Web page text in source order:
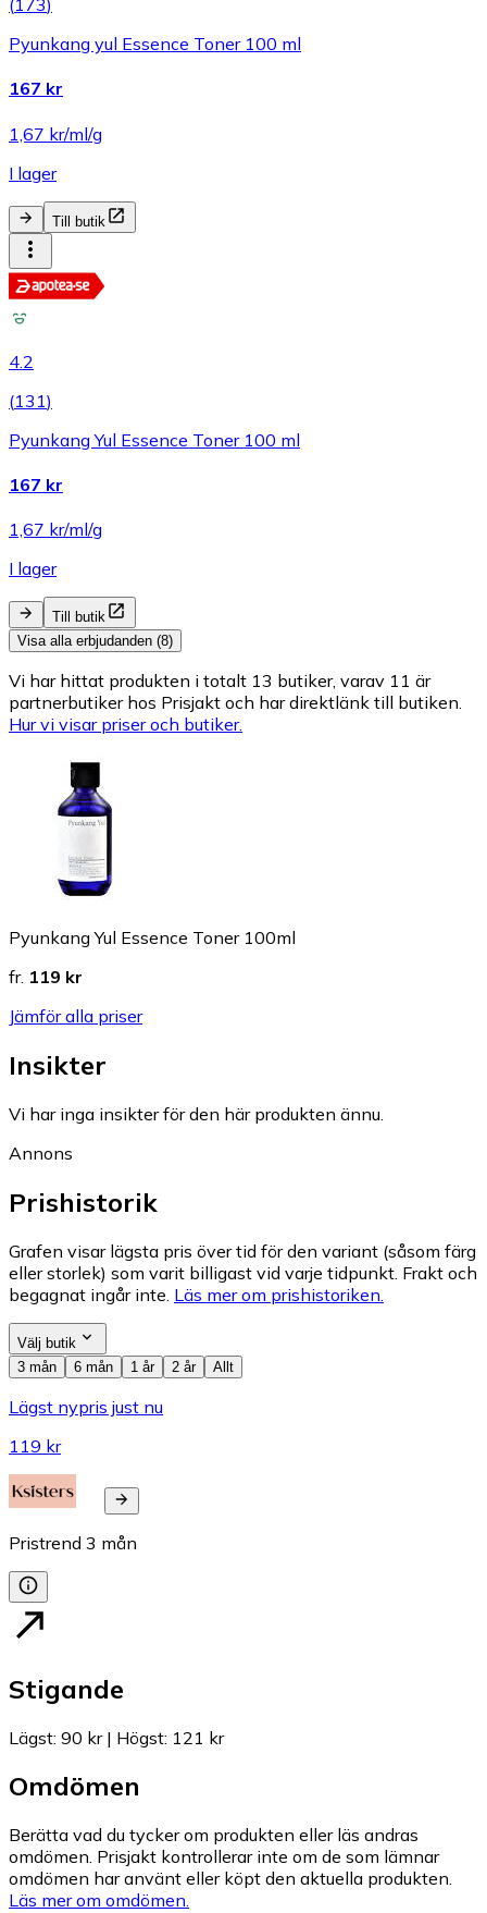
(173)
Pyunkang yul Essence Toner 100 ml
167 kr
1,67 kr/ml/g
I lager
Till butik
4.2
(131)
Pyunkang Yul Essence Toner 100 ml
167 kr
1,67 kr/ml/g
I lager
Till butik
Visa alla erbjudanden (8)
Vi har hittat produkten i totalt 13 butiker, varav 11 är
partnerbutiker hos Prisjakt och har direktlänk till butiken.
Hur vi visar priser och butiker.
Pyunkang Yul Essence Toner 100ml
fr. 119 kr
Jämför alla priser
Insikter
Vi har inga insikter för den här produkten ännu.
Annons
Prishistorik
Grafen visar lägsta pris över tid för den variant (såsom färg
eller storlek) som varit billigast vid varje tidpunkt. Frakt och
begagnat ingår inte. Läs mer om prishistoriken.
Välj butik
3 mån
6 mån 1 år 2 år Allt
Lägst nypris just nu
119 kr
Pristrend 3 mån
Stigande
Lägst: 90 kr| Högst: 121 kr
Omdömen
Berätta vad du tycker om produkten eller läs andras
omdömen. Prisjakt kontrollerar inte om de som lämnar
omdömen har använt eller köpt den aktuella produkten.
Läs mer om omdömen.